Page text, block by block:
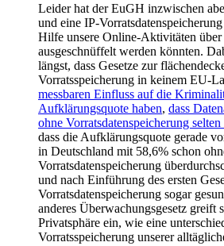
Leider hat der EuGH inzwischen
und eine IP-
Hilfe unsere Online-Aktivitäten über
ausgeschnüffelt werden könnten.
längst, dass Gesetze zur
Vorratsspeicherung in keinem EU-
messbaren Einfluss auf die
Aufklärungsquote haben, dass
ohne Vorratsdatenspeicherung
dass die Aufklärungsquote gerade
in Deutschland mit 58,6% schon
Vorratsdatenspeicherung
und nach Einführung des ersten
Vorratsdatenspeicherung sogar
anderes Überwachungsgesetz greift
Privatsphäre ein, wie eine
Vorratsspeicherung unserer